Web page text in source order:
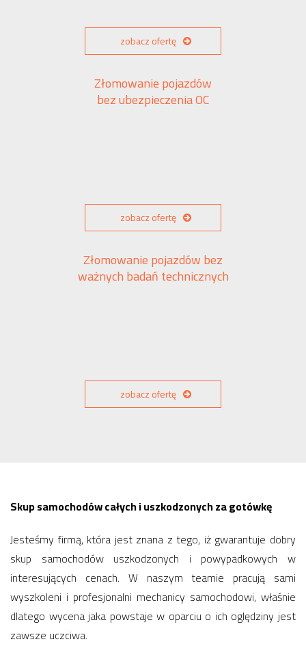
zobacz ofertę
Złomowanie pojazdów
bez ubezpieczenia OC
zobacz ofertę
Złomowanie pojazdów bez
ważnych badań technicznych
zobacz ofertę
Skup samochodów całych i uszkodzonych za gotówkę
Jesteśmy firmą, która jest znana z tego, iż gwarantuje dobry
skup samochodów uszkodzonych i powypadkowych w
interesujących cenach. W naszym teamie pracują sami
wyszkoleni i profesjonalni mechanicy samochodowi, właśnie
dlatego wycena jaka powstaje w oparciu o ich oględziny jest
zawsze uczciwa.